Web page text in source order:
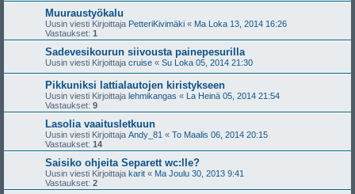
Muuraustyökalu
Uusin viesti Kirjoittaja PetteriKivimäki « Ma Loka 13, 2014 16:26
Vastaukset: 1
Sadevesikourun siivousta painepesurilla
Uusin viesti Kirjoittaja cruise « Su Loka 05, 2014 21:30
Pikkuniksi lattialautojen kiristykseen
Uusin viesti Kirjoittaja lehmikangas « La Heinä 05, 2014 21:54
Vastaukset: 9
Lasolia vaaitusletkuun
Uusin viesti Kirjoittaja Andy_81 « To Maalis 06, 2014 20:15
Vastaukset: 14
Saisiko ohjeita Separett wc:lle?
Uusin viesti Kirjoittaja karit « Ma Joulu 30, 2013 9:41
Vastaukset: 2